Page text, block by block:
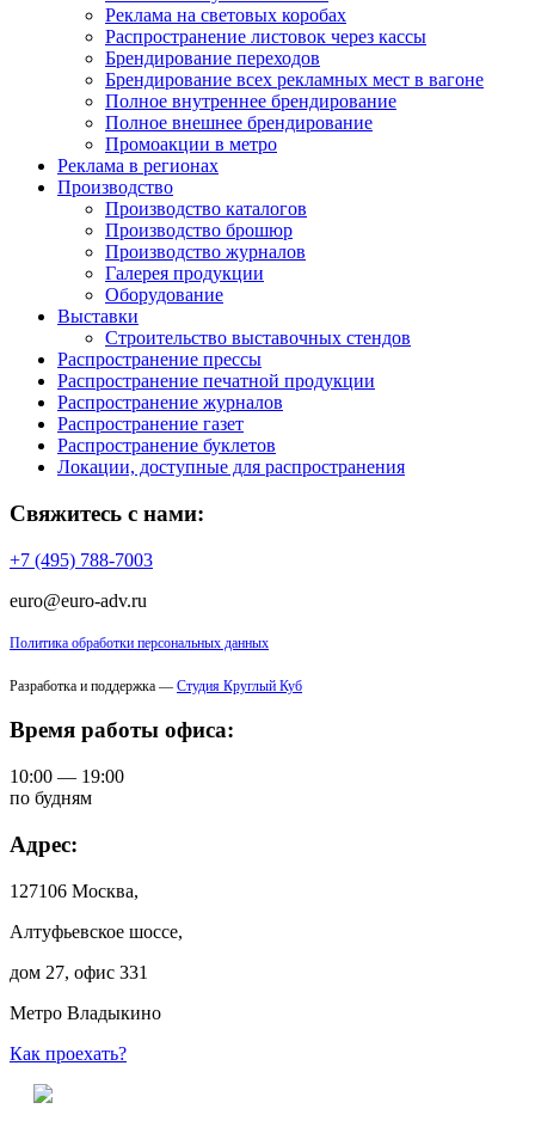
Реклама на световых коробах
Распространение листовок через кассы
Брендирование переходов
Брендирование всех рекламных мест в вагоне
Полное внутреннее брендирование
Полное внешнее брендирование
Промоакции в метро
Реклама в регионах
Производство
Производство каталогов
Производство брошюр
Производство журналов
Галерея продукции
Оборудование
Выставки
Строительство выставочных стендов
Распространение прессы
Распространение печатной продукции
Распространение журналов
Распространение газет
Распространение буклетов
Локации, доступные для распространения
Свяжитесь с нами:
+7 (495) 788-7003
euro@euro-adv.ru
Политика обработки персональных данных
Разработка и поддержка — Студия Круглый Куб
Время работы офиса:
10:00 — 19:00
по будням
Адрес:
127106 Москва,
Алтуфьевское шоссе,
дом 27, офис 331
Метро Владыкино
Как проехать?